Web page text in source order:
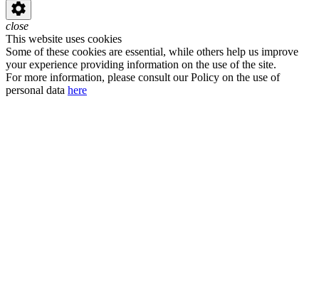
close
This website uses cookies
Some of these cookies are essential, while others help us improve
your experience providing information on the use of the site.
For more information, please consult our Policy on the use of
personal data here